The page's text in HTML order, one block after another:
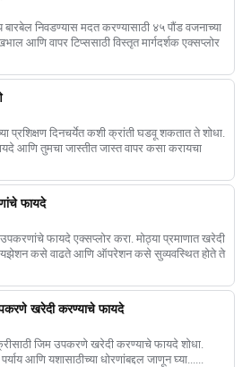
बारबेल निवडण्यास मदत करण्यासाठी ४५ पौंड वजनाच्या
आणि वापर टिप्ससाठी विस्तृत मार्गदर्शक एक्सप्लोर
प्रशिक्षण दिनचर्येत कशी क्रांती घडवू शकतात ते शोधा.
आणि तुमचा जास्तीत जास्त वापर कसा करायचा
फायदे
फायदे एक्सप्लोर करा. मोठ्या प्रमाणात खरेदी
कसे वाढते आणि ऑपरेशन कसे सुव्यवस्थित होते ते
खरेदी करण्याचे फायदे
जिम उपकरणे खरेदी करण्याचे फायदे शोधा.
आणि यशासाठीच्या धोरणांबद्दल जाणून घ्या......